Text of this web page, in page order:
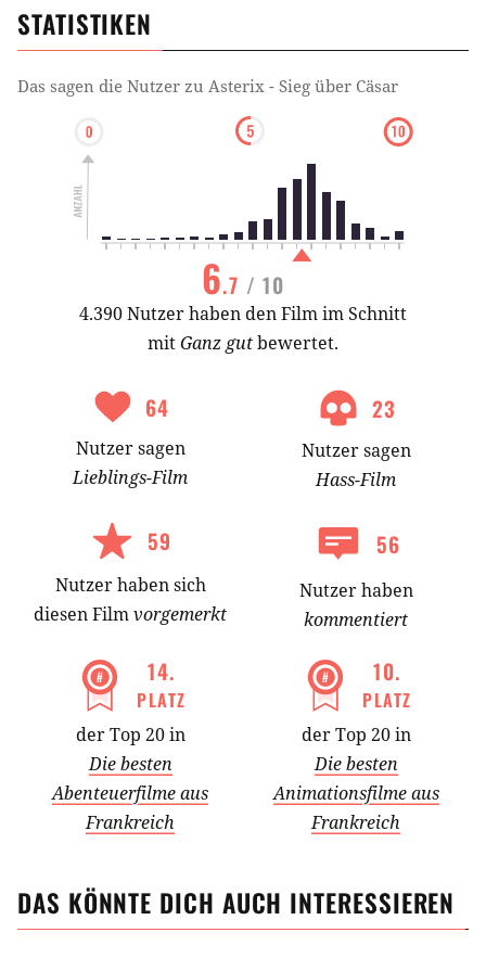
STATISTIKEN
Das sagen die Nutzer zu Asterix - Sieg über Cäsar
6.7 / 10
4.390 Nutzer haben den Film im Schnitt
mitGanz gutbewertet.
64
Nutzersagen
Lieblings-Film
23
Nutzersagen
Hass-Film
59
Nutzerhabensich
diesen Filmvorgemerkt
56
Nutzer haben
kommentiert
14.
PLATZ
der Top 20 in
Die besten
Abenteuerfilme aus
Frankreich
10.
PLATZ
der Top 20 in
Die besten
Animationsfilme aus
Frankreich
DAS KÖNNTE DICH AUCH INTERESSIEREN